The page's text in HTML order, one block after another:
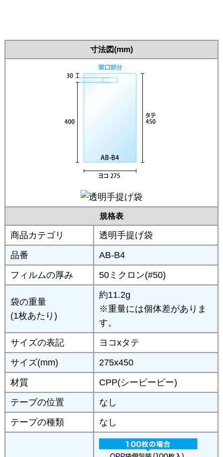
寸法図(mm)
規格表
商品カテゴリ
透明手提げ袋
品番
AB-B4
フィルムの厚み
50ミクロン(#50)
袋の重量
(1枚あたり)
約11.2g
※重量には個体差がありま
す。
サイズの表記
ヨコxタテ
サイズ(mm)
275x450
材質
CPP(シーピーピー)
テープの位置
なし
テープの種類
なし